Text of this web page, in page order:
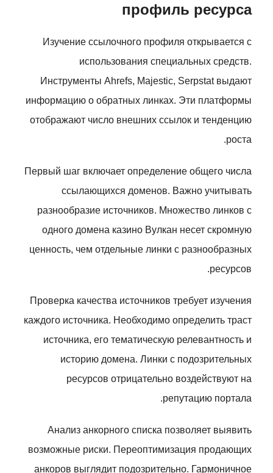
профиль ресурса
Изучение ссылочного профиля открывается с
использования специальных средств.
Инструменты Ahrefs, Majestic, Serpstat выдают
информацию о обратных линках. Эти платформы
отображают число внешних ссылок и тенденцию
роста.
Первый шаг включает определение общего числа
ссылающихся доменов. Важно учитывать
разнообразие источников. Множество линков с
одного домена казино Вулкан несет скромную
ценность, чем отдельные линки с разнообразных
ресурсов.
Проверка качества источников требует изучения
каждого источника. Необходимо определить траст
источника, его тематическую релевантность и
историю домена. Линки с подозрительных
ресурсов отрицательно воздействуют на
репутацию портала.
Анализ анкорного списка позволяет выявить
возможные риски. Переоптимизация продающих
анкоров выглядит подозрительно. Гармоничное